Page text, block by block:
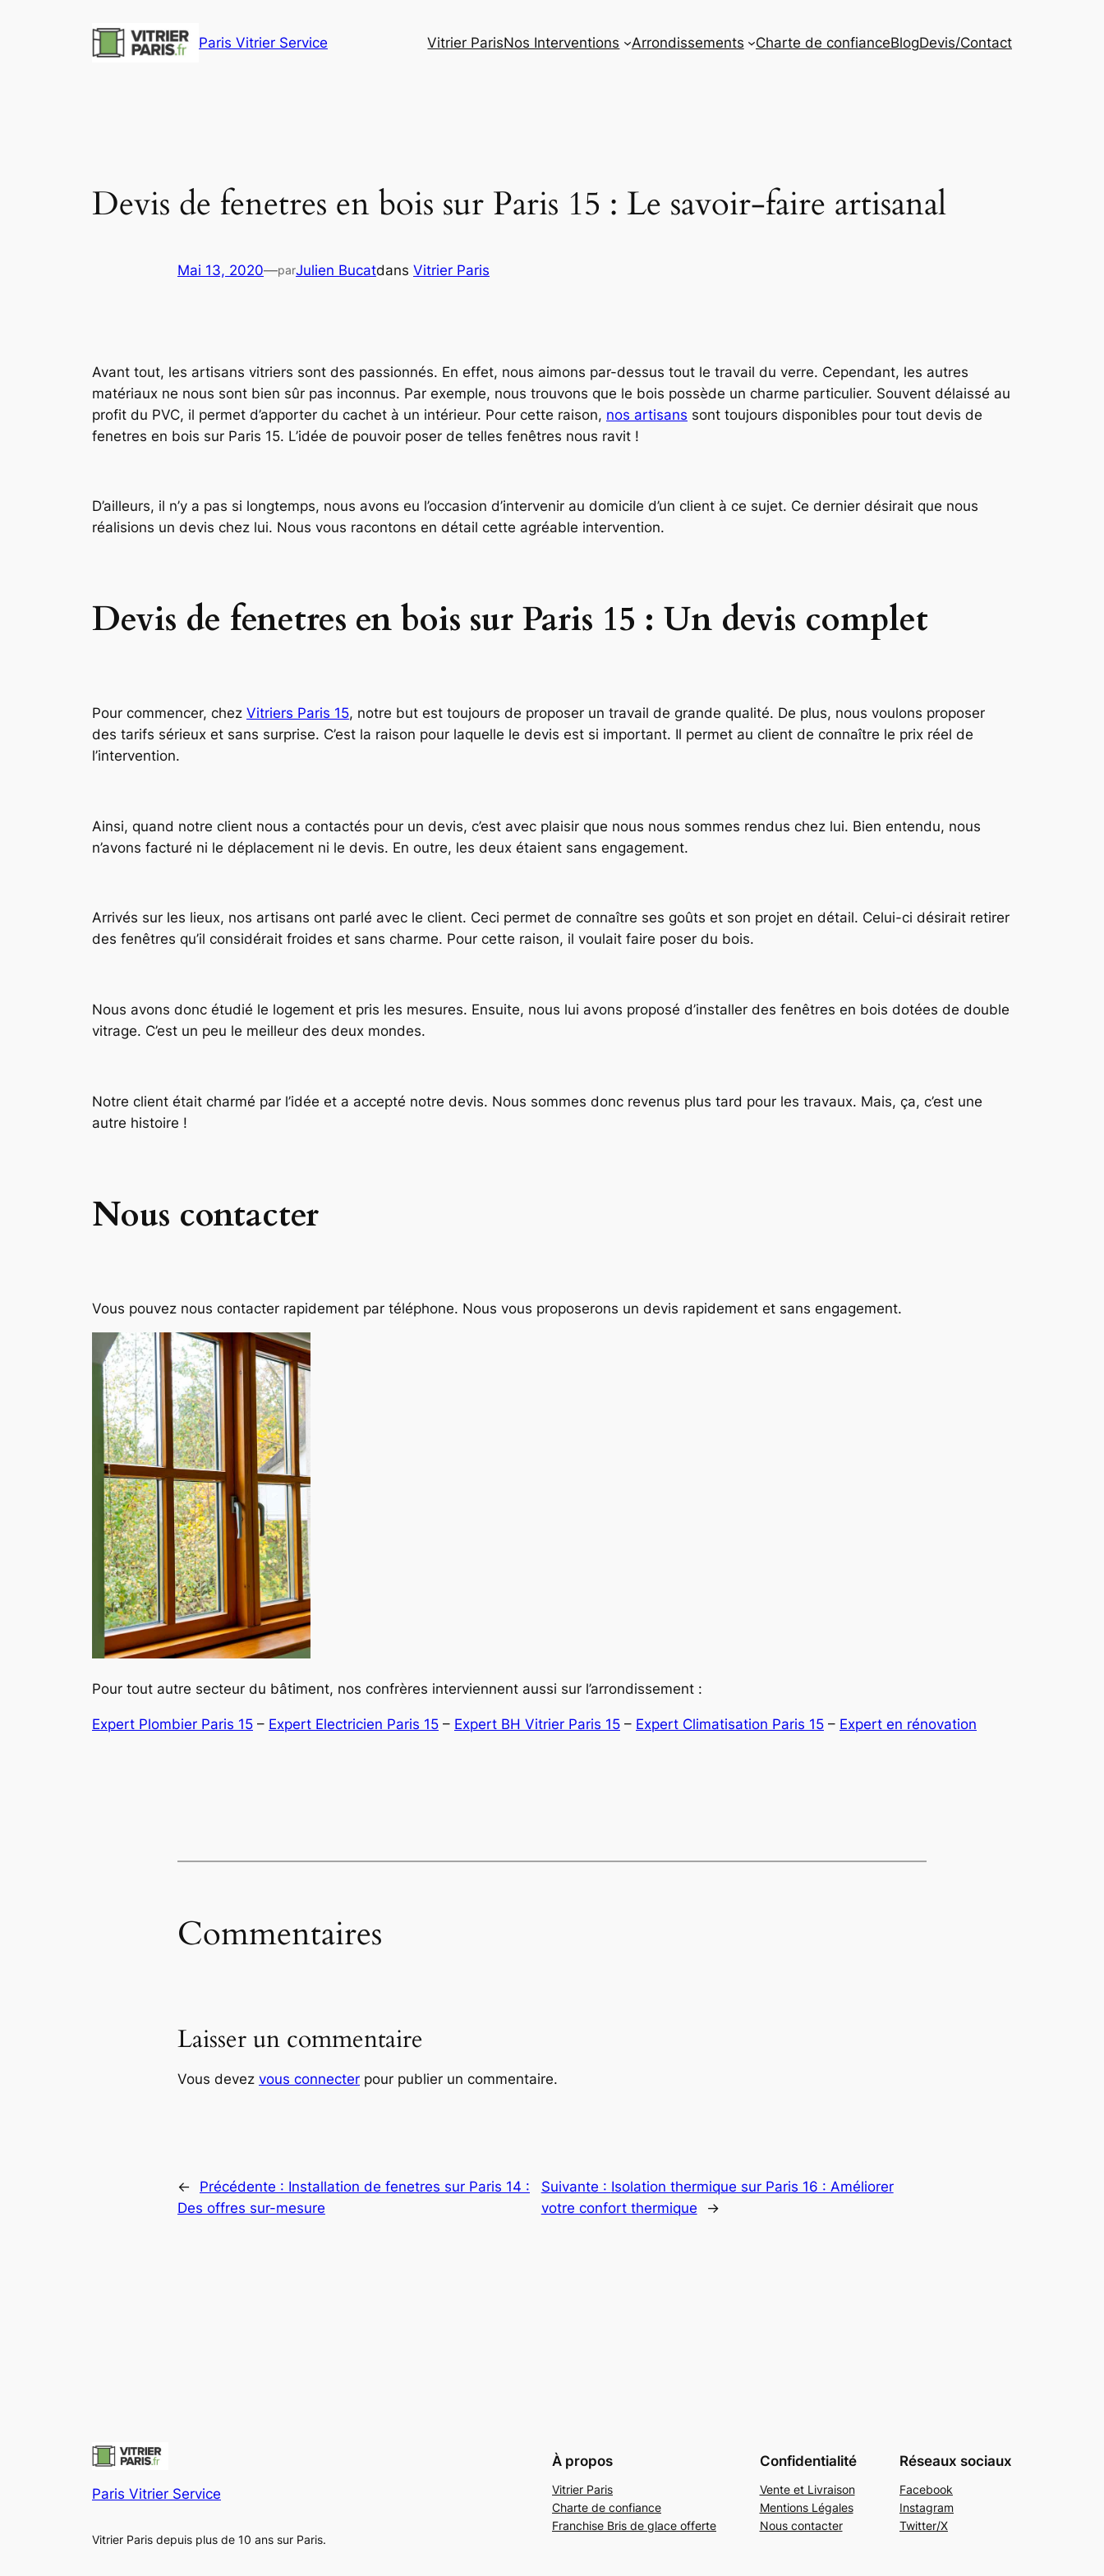
Paris Vitrier Service Vitrier ParisNos Interventions Arrondissements Charte de confianceBlogDevis/Contact
Devis de fenetres en bois sur Paris 15 : Le savoir-faire artisanal
Mai 13, 2020—parJulien Bucatdans Vitrier Paris
Avant tout, les artisans vitriers sont des passionnés. En effet, nous aimons par-dessus tout le travail du verre. Cependant, les autres
matériaux ne nous sont bien sûr pas inconnus. Par exemple, nous trouvons que le bois possède un charme particulier. Souvent délaissé au
profit du PVC, il permet d’apporter du cachet à un intérieur. Pour cette raison, nos artisans sont toujours disponibles pour tout devis de
fenetres en bois sur Paris 15. L’idée de pouvoir poser de telles fenêtres nous ravit !
D’ailleurs, il n’y a pas si longtemps, nous avons eu l’occasion d’intervenir au domicile d’un client à ce sujet. Ce dernier désirait que nous
réalisions un devis chez lui. Nous vous racontons en détail cette agréable intervention.
Devis de fenetres en bois sur Paris 15 : Un devis complet
Pour commencer, chez Vitriers Paris 15, notre but est toujours de proposer un travail de grande qualité. De plus, nous voulons proposer
des tarifs sérieux et sans surprise. C’est la raison pour laquelle le devis est si important. Il permet au client de connaître le prix réel de
l’intervention.
Ainsi, quand notre client nous a contactés pour un devis, c’est avec plaisir que nous nous sommes rendus chez lui. Bien entendu, nous
n’avons facturé ni le déplacement ni le devis. En outre, les deux étaient sans engagement.
Arrivés sur les lieux, nos artisans ont parlé avec le client. Ceci permet de connaître ses goûts et son projet en détail. Celui-ci désirait retirer
des fenêtres qu’il considérait froides et sans charme. Pour cette raison, il voulait faire poser du bois.
Nous avons donc étudié le logement et pris les mesures. Ensuite, nous lui avons proposé d’installer des fenêtres en bois dotées de double
vitrage. C’est un peu le meilleur des deux mondes.
Notre client était charmé par l’idée et a accepté notre devis. Nous sommes donc revenus plus tard pour les travaux. Mais, ça, c’est une
autre histoire !
Nous contacter
Vous pouvez nous contacter rapidement par téléphone. Nous vous proposerons un devis rapidement et sans engagement.
Pour tout autre secteur du bâtiment, nos confrères interviennent aussi sur l’arrondissement :
Expert Plombier Paris 15 – Expert Electricien Paris 15 – Expert BH Vitrier Paris 15 – Expert Climatisation Paris 15 – Expert en rénovation
Commentaires
Laisser un commentaire
Vous devez vous connecter pour publier un commentaire.
← Précédente : Installation de fenetres sur Paris 14 :
Des offres sur-mesure
Suivante : Isolation thermique sur Paris 16 : Améliorer
votre confort thermique
→
Paris Vitrier Service
Vitrier Paris depuis plus de 10 ans sur Paris.
À propos
Vitrier Paris
Charte de confiance
Franchise Bris de glace offerte
Confidentialité
Vente et Livraison
Mentions Légales
Nous contacter
Réseaux sociaux
Facebook
Instagram
Twitter/X